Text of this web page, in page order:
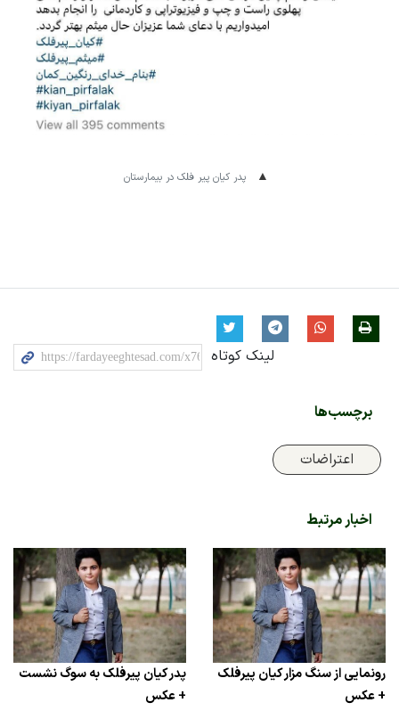
پدر کیان پیر فلک در بیمارستان
لینک کوتاه
برچسب‌ها
اعتراضات
اخبار مرتبط
رونمایی از سنگ مزار کیان پیرفلک
+ عکس
پدر کیان پیرفلک به سوگ نشست
+ عکس